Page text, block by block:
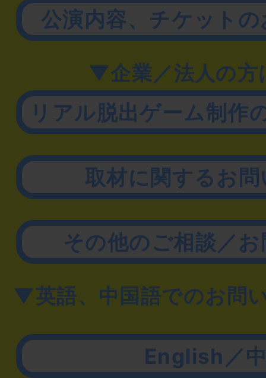
公演内容、チケット
▼企業／法人の方
リアル脱出ゲーム制作
取材に関するお
その他のご相談／
▼英語、中国語でのお問
English／